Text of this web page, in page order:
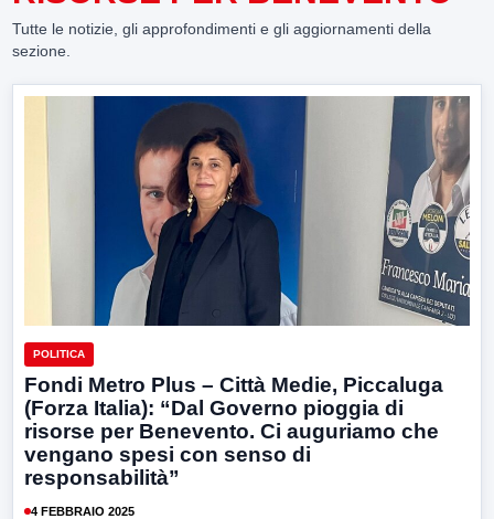
Tutte le notizie, gli approfondimenti e gli aggiornamenti della
sezione.
POLITICA
Fondi Metro Plus – Città Medie, Piccaluga
(Forza Italia): “Dal Governo pioggia di
risorse per Benevento. Ci auguriamo che
vengano spesi con senso di
responsabilità”
4 FEBBRAIO 2025